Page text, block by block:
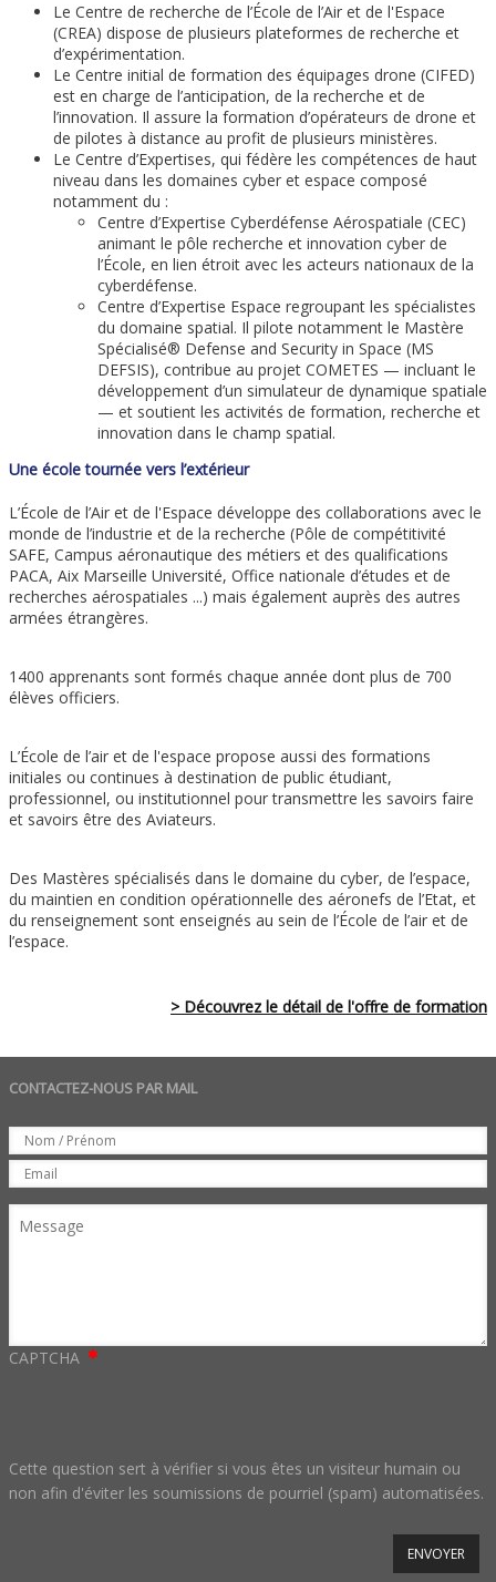
Le Centre de recherche de l’École de l’Air et de l'Espace
(CREA) dispose de plusieurs plateformes de recherche et
d’expérimentation.
Le Centre initial de formation des équipages drone (CIFED)
est en charge de l’anticipation, de la recherche et de
l’innovation. Il assure la formation d’opérateurs de drone et
de pilotes à distance au profit de plusieurs ministères.
Le Centre d’Expertises, qui fédère les compétences de haut
niveau dans les domaines cyber et espace composé
notamment du :
Centre d’Expertise Cyberdéfense Aérospatiale (CEC)
animant le pôle recherche et innovation cyber de
l’École, en lien étroit avec les acteurs nationaux de la
cyberdéfense.
Centre d’Expertise Espace regroupant les spécialistes
du domaine spatial. Il pilote notamment le Mastère
Spécialisé® Defense and Security in Space (MS
DEFSIS), contribue au projet COMETES — incluant le
développement d’un simulateur de dynamique spatiale
— et soutient les activités de formation, recherche et
innovation dans le champ spatial.
Une école tournée vers l’extérieur
L’École de l’Air et de l'Espace développe des collaborations avec le
monde de l’industrie et de la recherche (Pôle de compétitivité
SAFE, Campus aéronautique des métiers et des qualifications
PACA, Aix Marseille Université, Office nationale d’études et de
recherches aérospatiales ...) mais également auprès des autres
armées étrangères.
1400 apprenants sont formés chaque année dont plus de 700
élèves officiers.
L’École de l’air et de l'espace propose aussi des formations
initiales ou continues à destination de public étudiant,
professionnel, ou institutionnel pour transmettre les savoirs faire
et savoirs être des Aviateurs.
Des Mastères spécialisés dans le domaine du cyber, de l’espace,
du maintien en condition opérationnelle des aéronefs de l’Etat, et
du renseignement sont enseignés au sein de l’École de l’air et de
l’espace.
> Découvrez le détail de l'offre de formation
CONTACTEZ-NOUS PAR MAIL
Set
Nom
Email
Message
CAPTCHA
Cette question sert à vérifier si vous êtes un visiteur humain ou
non afin d'éviter les soumissions de pourriel (spam) automatisées.